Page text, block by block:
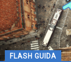
FLASH GUIDA